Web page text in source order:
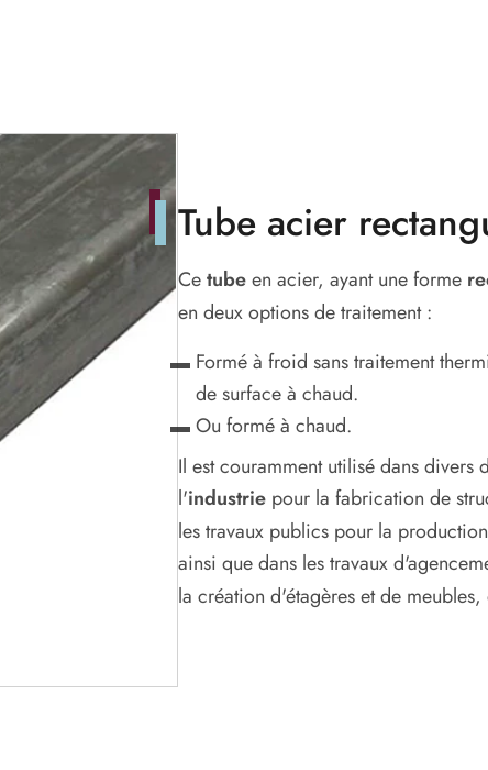
Tube acier
Ce tubeen acier, ayant une forme
en deux options de traitement :
Formé à froid sans traitement
de surface à chaud.
Ou formé à chaud.
Il est couramment utilisé dans divers
l'industriepour la fabrication de
les travaux publics pour la
ainsi que dans les travaux
la création d'étagères et de